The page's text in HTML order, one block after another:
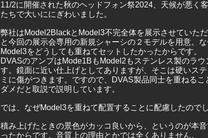
11/2に開催された秋のヘッドフォン祭2024、天候が悪く
たちで大いににぎわいました。
弊社はModel2BlackとModel3不完全体を展示させていた
と今回の展示会専用の新規シャーシの２モデルを用意。
Model3をどうしても重ねてセットしたかったからです。
DVASのアンプはMode1BもModel2もステンレス製のラ
す。鏡面に近い仕上げとしてありますが、そこは硬いス
ミに傷がつきます。ですので、DVAS製品同士を重ねる
ダメだと取説で説明しています。
では、なぜModel3を重ねて配置することに配慮したので
積み上げたときの景色がカッコ良いから、というのが本
ったからです。音質上の理由とかでは全くありません。